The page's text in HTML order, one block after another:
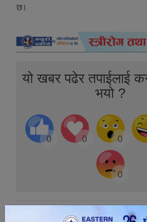
छ।
यो खबर पढेर तपाईलाई
भयो ?
0 0 0
0